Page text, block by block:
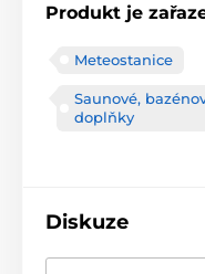
Produkt je
Meteostanice
Saunové,
doplňky
Diskuze